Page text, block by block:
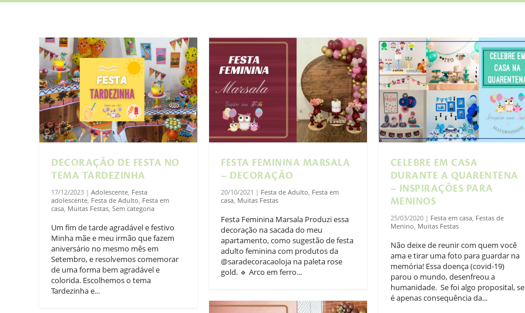
DECORAÇÃO DE FESTA NO
TEMA TARDEZINHA
17/12/2023 |Adolescente, Festa
adolescente, Festa de Adulto, Festa em
casa, Muitas Festas,Sem categoria
Um fim de tarde agradável e festivo
Minha mãe e meu irmão que fazem
aniversário no mesmo mês em
Setembro, e resolvemos comemorar
de uma forma bem agradável e
colorida. Escolhemos o tema
Tardezinha e...
FESTA FEMININA MARSALA
– DECORAÇÃO
20/10/2021 | Festa de Adulto, Festa em
casa, Muitas Festas
Festa Feminina Marsala Produzi essa
decoração na sacada do meu
apartamento, como sugestão de festa
adulto feminina com produtos da
@saradecoracaoloja na paleta rose
gold. 🔹 Arco em ferro...
CELEBRE EM CASA
DURANTE A QUARENTENA
– INSPIRAÇÕES PARA
MENINOS
25/03/2020| Festa em casa, Festas de
Menino, Muitas Festas
Não deixe de reunir com quem você
ama e tirar uma foto para guardar na
memória! Essa doença (covid-19)
parou o mundo, desenfreou a
humanidade. ⁣⁣ Se foi algo proposital, se
é apenas consequência da...